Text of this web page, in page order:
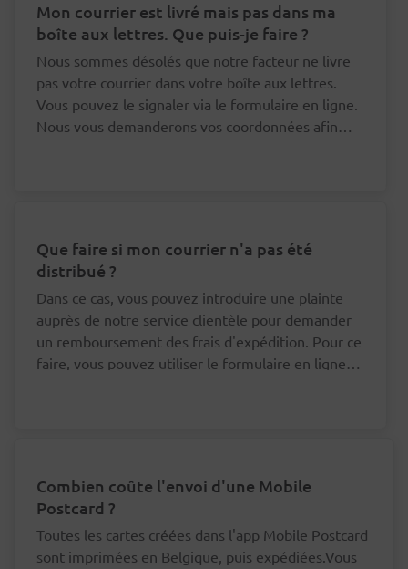
Mon courrier est livré mais pas dans ma
boîte aux lettres. Que puis-je faire ?
Nous sommes désolés que notre facteur ne livre
pas votre courrier dans votre boîte aux lettres.
Vous pouvez le signaler via le formulaire en ligne.
Nous vous demanderons vos coordonnées afin
Que faire si mon courrier n'a pas été
distribué ?
Dans ce cas, vous pouvez introduire une plainte
auprès de notre service clientèle pour demander
un remboursement des frais d'expédition. Pour ce
faire, vous pouvez utiliser le formulaire en ligne
Combien coûte l'envoi d'une Mobile
Postcard ?
Toutes les cartes créées dans l'app Mobile Postcard
sont imprimées en Belgique, puis expédiées.Vous